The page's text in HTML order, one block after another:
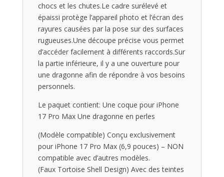
chocs et les chutes.Le cadre surélevé et
épaissi protège l’appareil photo et l’écran des
rayures causées par la pose sur des surfaces
rugueuses.Une découpe précise vous permet
d’accéder facilement à différents raccords.Sur
la partie inférieure, il y a une ouverture pour
une dragonne afin de répondre à vos besoins
personnels.
Le paquet contient: Une coque pour iPhone
17 Pro Max Une dragonne en perles
(Modèle compatible) Conçu exclusivement
pour iPhone 17 Pro Max (6,9 pouces) – NON
compatible avec d’autres modèles.
(Faux Tortoise Shell Design) Avec des teintes